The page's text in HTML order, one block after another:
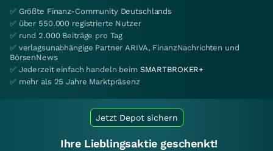
✅ Größte Finanz-Community Deutschlands
✅ über 550.000 registrierte Nutzer
✅ rund 2.000 Beiträge pro Tag
✅ verlagsunabhängige Partner ARIVA, FinanzNachrichten und
BörsenNews
✅ Jederzeit einfach handeln beim SMARTBROKER+
✅ mehr als 25 Jahre Marktpräsenz
Jetzt Depot sichern
Ihre Lieblingsaktie geschenkt!